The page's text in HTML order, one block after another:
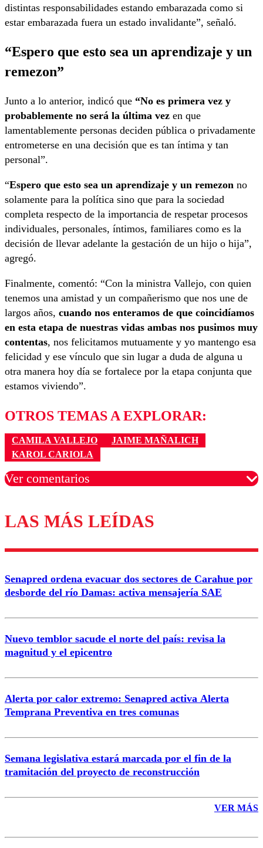
distintas responsabilidades estando embarazada como si
estar embarazada fuera un estado invalidante”, señaló.
“Espero que esto sea un aprendizaje y un
remezon”
Junto a lo anterior, indicó que “No es primera vez y
probablemente no será la última vez en que
lamentablemente personas deciden pública o privadamente
entrometerse en una decisión que es tan íntima y tan
personal”.
“Espero que esto sea un aprendizaje y un remezon no
solamente para la política sino que para la sociedad
completa respecto de la importancia de respetar procesos
individuales, personales, íntimos, familiares como es la
decisión de llevar adelante la gestación de un hijo o hija”,
agregó.
Finalmente, comentó: “Con la ministra Vallejo, con quien
tenemos una amistad y un compañerismo que nos une de
largos años, cuando nos enteramos de que coincidíamos
en esta etapa de nuestras vidas ambas nos pusimos muy
contentas, nos felicitamos mutuamente y yo mantengo esa
felicidad y ese vínculo que sin lugar a duda de alguna u
otra manera hoy día se fortalece por la etapa conjunta que
estamos viviendo”.
OTROS TEMAS A EXPLORAR:
CAMILA VALLEJO
JAIME MAÑALICH
KAROL CARIOLA
Ver comentarios
Los comentarios son moderados para garantizar un
diálogo respetuoso.
Correo
LAS MÁS LEÍDAS
Senapred ordena evacuar dos sectores de Carahue por
desborde del río Damas: activa mensajería SAE
Nuevo temblor sacude el norte del país: revisa la
magnitud y el epicentro
Alerta por calor extremo: Senapred activa Alerta
Temprana Preventiva en tres comunas
Semana legislativa estará marcada por el fin de la
tramitación del proyecto de reconstrucción
VER MÁS